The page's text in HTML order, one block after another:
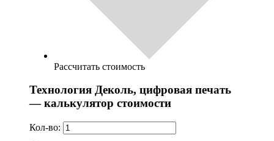
Рассчитать стоимость
Технология Деколь, цифровая печать
— калькулятор стоимости
Кол-во: